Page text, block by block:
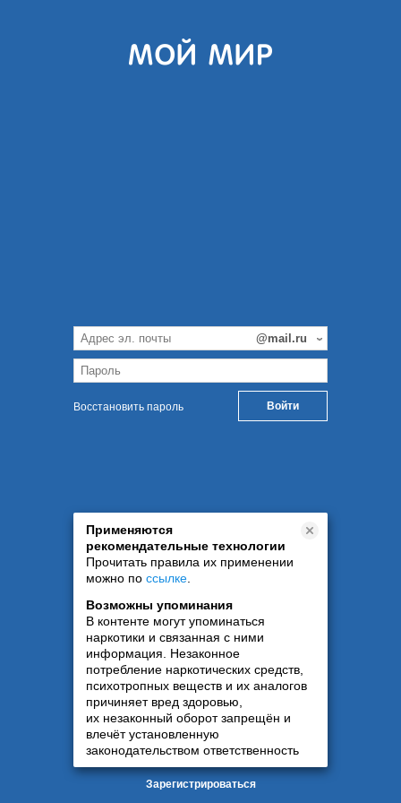
Восстановить пароль
Применяются
рекомендательные технологии
Прочитать правила их применении
можно по ссылке
Возможны упоминания
В контенте могут упоминаться
наркотики и связанная с ними
информация. Незаконное
потребление наркотических средств,
психотропных веществ и их аналогов
причиняет вред здоровью,
их незаконный оборот запрещён и
влечёт установленную
законодательством ответственность
Зарегистрироваться